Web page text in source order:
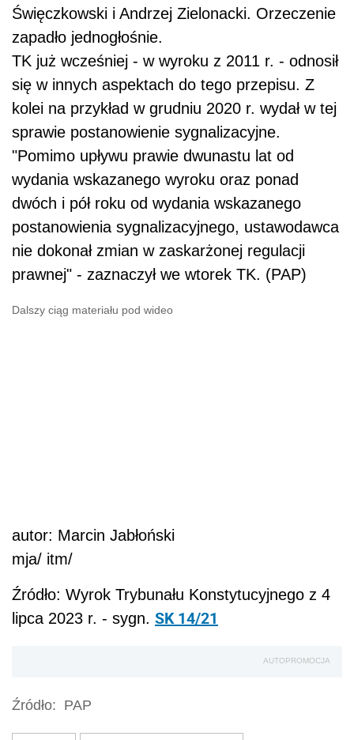
Święczkowski i Andrzej Zielonacki. Orzeczenie
zapadło jednogłośnie.
TK już wcześniej - w wyroku z 2011 r. - odnosił
się w innych aspektach do tego przepisu. Z
kolei na przykład w grudniu 2020 r. wydał w tej
sprawie postanowienie sygnalizacyjne.
"Pomimo upływu prawie dwunastu lat od
wydania wskazanego wyroku oraz ponad
dwóch i pół roku od wydania wskazanego
postanowienia sygnalizacyjnego, ustawodawca
nie dokonał zmian w zaskarżonej regulacji
prawnej" - zaznaczył we wtorek TK. (PAP)
Dalszy ciąg materiału pod wideo
autor: Marcin Jabłoński
mja/ itm/
Źródło: Wyrok Trybunału Konstytucyjnego z 4
lipca 2023 r. - sygn. SK 14/21
AUTOPROMOCJA
Źródło: PAP